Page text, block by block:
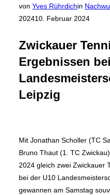
von Yves Rührdichin
202410. Februar 2024
Zwickauer
Ergebnissen
Leipzig
Mit Jonathan Scholler (TC
Bruno Thaut (1. TC
2024 gleich zwei Zwickauer
bei der U10
gewannen am Samstag